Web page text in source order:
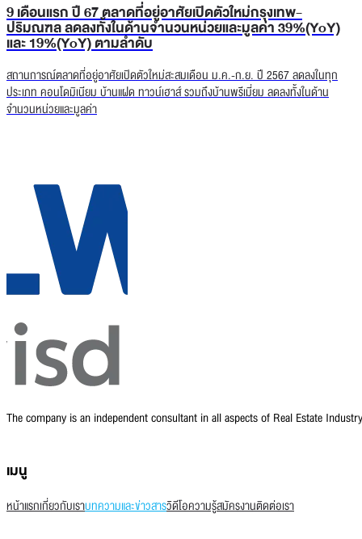
9 เดือนแรก ปี 67 ตลาดที่อยู่อาศัยเปิดตัวใหม่กรุงเทพ-
ปริมณฑล ลดลงทั้งในด้านจำนวนหน่วยและมูลค่า 39%(YoY)
และ 19%(YoY) ตามลำดับ
สถานการณ์ตลาดที่อยู่อาศัยเปิดตัวใหม่สะสมเดือน ม.ค.-ก.ย. ปี 2567 ลดลงในทุก
ประเภท คอนโดมิเนียม บ้านแฝด ทาวน์เฮาส์ รวมถึงบ้านพรีเมี่ยม ลดลงทั้งในด้าน
จำนวนหน่วยและมูลค่า
The company is an independent consultant in all aspects of Real Estate
เมนู
หน้าแรกเกี่ยวกับเราบทความและข่าวสารวิดีโอความรู้สมัครงานติดต่อเรา